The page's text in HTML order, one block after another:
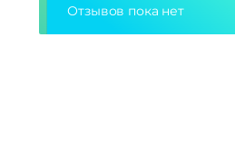
Отзывов пока нет